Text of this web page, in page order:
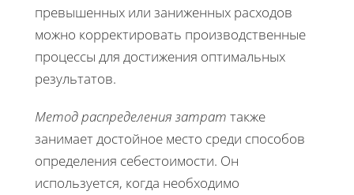
превышенных или заниженных расходов
можно корректировать производственные
процессы для достижения оптимальных
результатов.
Метод распределения затрат также
занимает достойное место среди способов
определения себестоимости. Он
используется, когда необходимо